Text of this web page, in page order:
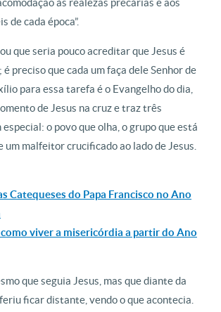
às realezas precárias e aos
de cada época”.
que seria pouco acreditar que Jesus é
preciso que cada um faça dele Senhor de
para essa tarefa é o Evangelho do dia,
de Jesus na cruz e traz três
especial: o povo que olha, o grupo que está
um malfeitor crucificado ao lado de Jesus.
Catequeses do Papa Francisco no Ano
viver a misericórdia a partir do Ano
que seguia Jesus, mas que diante da
ficar distante, vendo o que acontecia.